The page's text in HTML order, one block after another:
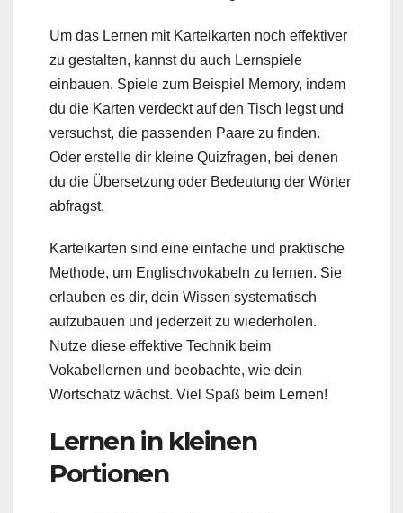
Um das Lernen mit Karteikarten noch effektiver
zu gestalten, kannst du auch Lernspiele
einbauen. Spiele zum Beispiel Memory, indem
du die Karten verdeckt auf den Tisch legst und
versuchst, die passenden Paare zu finden.
Oder erstelle dir kleine Quizfragen, bei denen
du die Übersetzung oder Bedeutung der Wörter
abfragst.
Karteikarten sind eine einfache und praktische
Methode, um Englischvokabeln zu lernen. Sie
erlauben es dir, dein Wissen systematisch
aufzubauen und jederzeit zu wiederholen.
Nutze diese effektive Technik beim
Vokabellernen und beobachte, wie dein
Wortschatz wächst. Viel Spaß beim Lernen!
Lernen in kleinen
Portionen